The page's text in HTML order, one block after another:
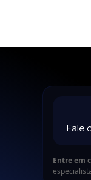
Fale
Entre em